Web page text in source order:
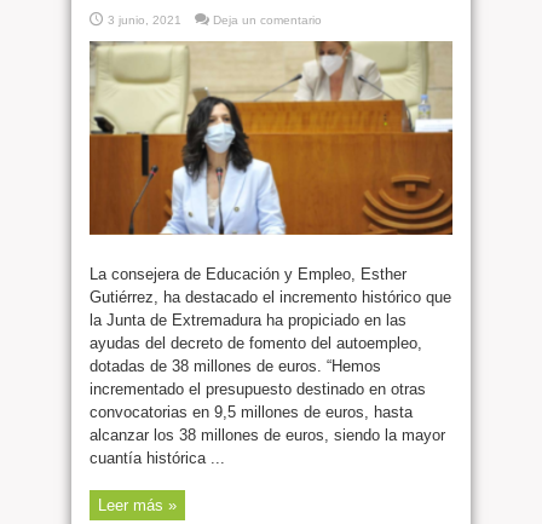
3 junio, 2021 Deja un comentario
La consejera de Educación y Empleo, Esther
Gutiérrez, ha destacado el incremento histórico que
la Junta de Extremadura ha propiciado en las
ayudas del decreto de fomento del autoempleo,
dotadas de 38 millones de euros. “Hemos
incrementado el presupuesto destinado en otras
convocatorias en 9,5 millones de euros, hasta
alcanzar los 38 millones de euros, siendo la mayor
cuantía histórica ...
Leer más »